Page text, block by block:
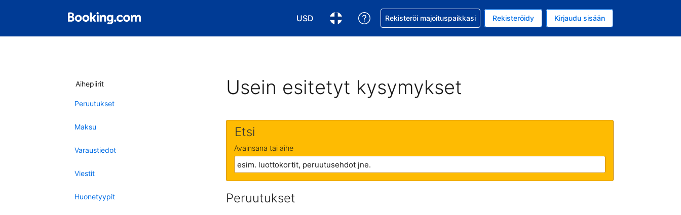
USD
Valitse valuutta. Tämänhetkinen valuutta on Yhdysvaltain dollari
Valitse kieli. Tämänhetkinen kieli on Suomi
Pyydä apua varauksesi kanssa
Rekisteröi majoituspaikkasi Rekisteröidy Kirjaudu sisään
Aihepiirit
Peruutukset
Maksu
Varaustiedot
Viestit
Huonetyypit
Usein esitetyt kysymykset
Etsi
Avainsana tai aihe
Peruutukset